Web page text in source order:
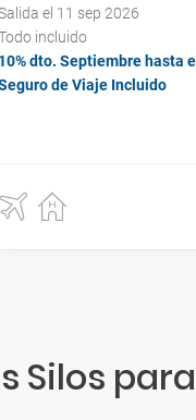
el 11 sep 2026
incluido
10% dto. Septiembre hasta
de Viaje Incluido
Silos